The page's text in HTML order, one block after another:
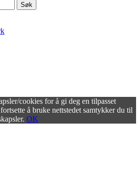
cookies for å gi deg en tilpasset
å bruke nettstedet samtykker du til
OK